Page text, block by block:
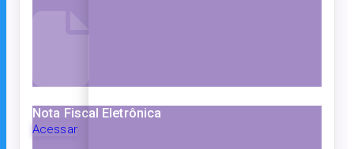
Nota Fiscal Eletrônica
Acessar